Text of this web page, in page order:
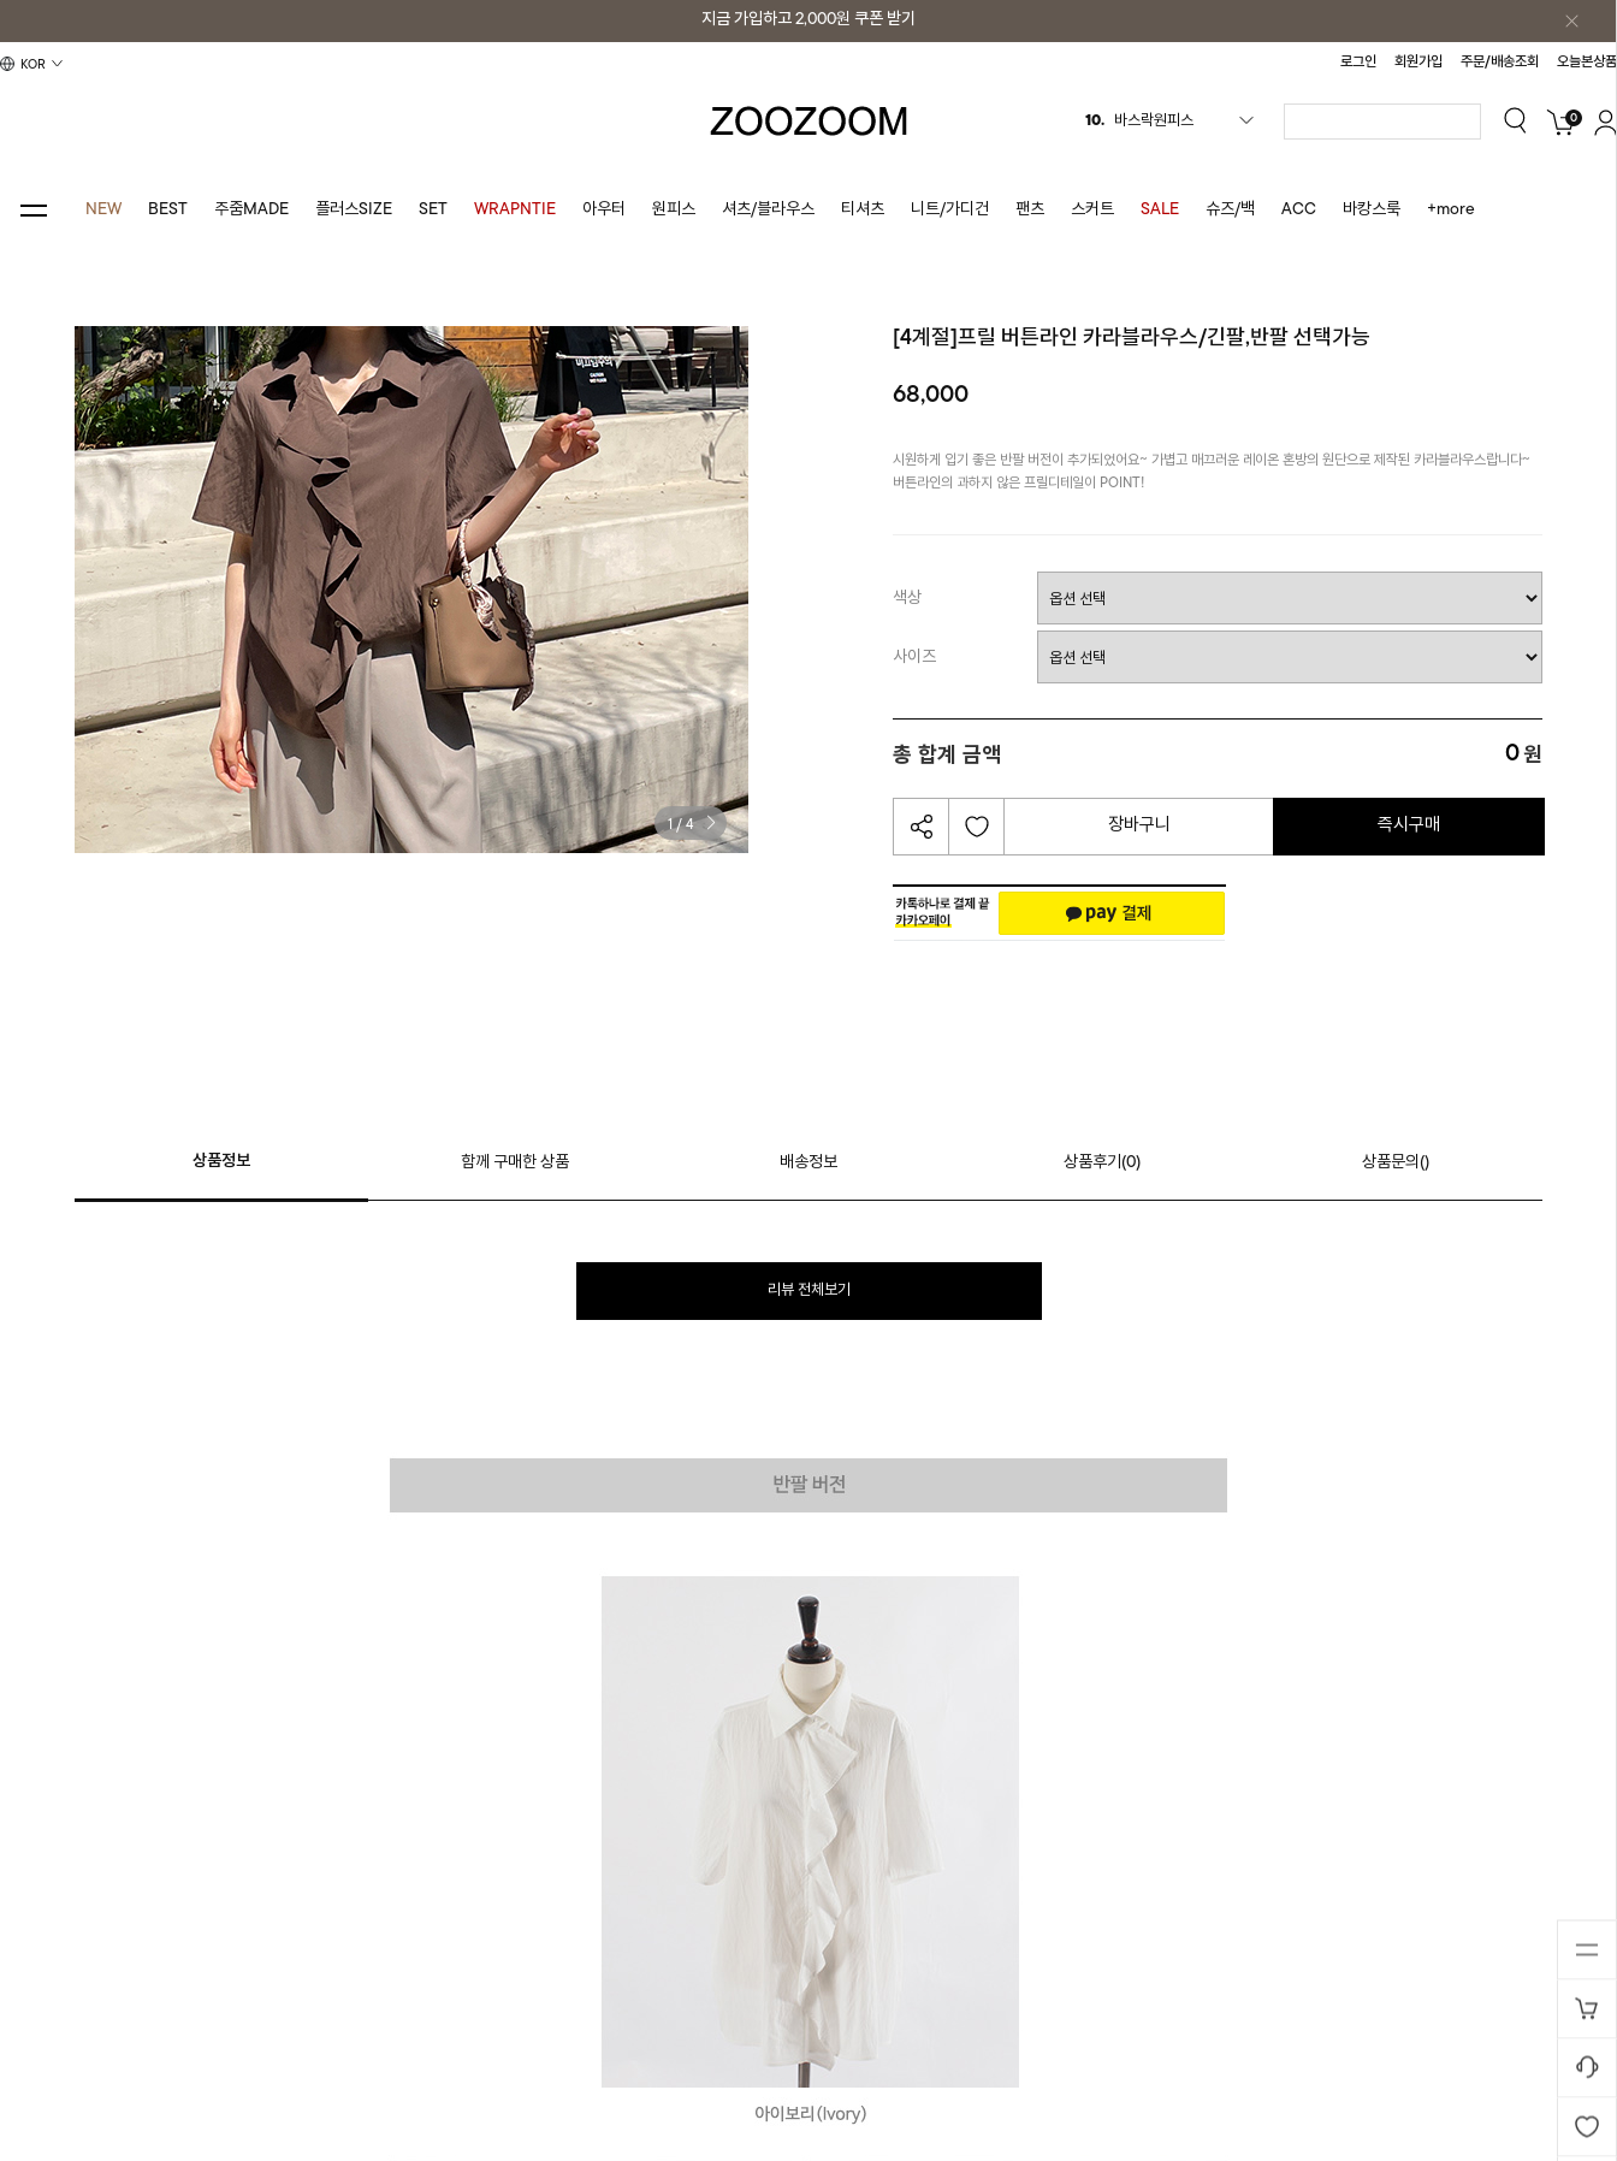
지금 가입하고 2,000원 쿠폰 받기
KOR 로그인 회원가입 주문/배송조회 오늘본상품
1. 원피스
3.
7. 가디건
10. 바스락원피스
0
NEW BEST 주줌MADE 플러스SIZE SET WRAPNTIE 아우터 원피스 셔츠/블라우스 티셔츠 니트/가디건 팬츠 스커트 SALE 슈즈/백 ACC 바캉스룩 +more
1 /4
[4계절]프릴 버튼라인 카라블라우스/긴팔,반팔 선택가능
68,000
시원하게 입기 좋은 반팔 버전이 추가되었어요~ 가볍고 매끄러운 레이온 혼방의 원단으로 제작된 카라블라우스랍니다~
버튼라인의 과하지 않은 프릴디테일이 POINT!
색상
사이즈
총 합계 금액 0원
장바구니 즉시구매
상품정보 함께 구매한 상품 배송정보 상품후기(0) 상품문의()
리뷰 전체보기